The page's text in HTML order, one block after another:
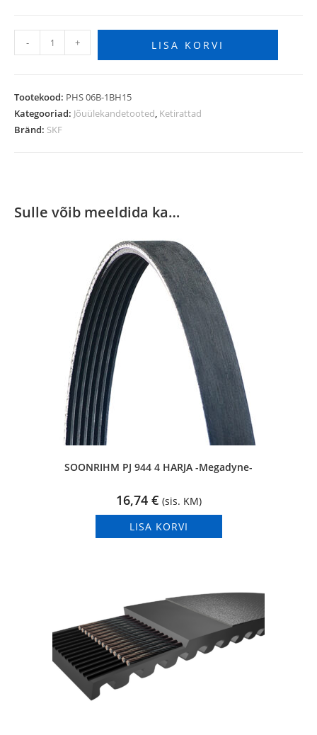
- + LISA KORVI
Tootekood: PHS 06B-1BH15
Kategooriad: Jõuülekandetooted, Ketirattad
Bränd: SKF
Sulle võib meeldida ka…
SOONRIHM PJ 944 4 HARJA -Megadyne-
16,74 € (sis. KM)
LISA KORVI